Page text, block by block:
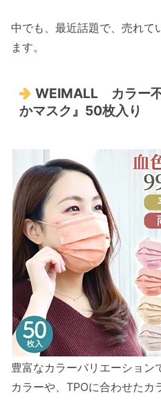
中でも、最近話題で、売れて
ます。
WEIMALL カラー
かマスク』50枚入り
豊富なカラーバリエーション
カラーや、TPOに合わせたカ